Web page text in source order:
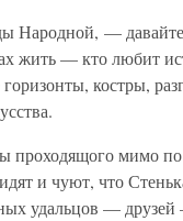
Народной, —
жить — кто любит
костры,
проходящого мимо по
и чуют, что
удальцов —